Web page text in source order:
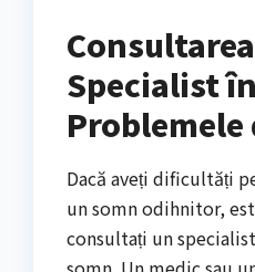
Specialist în
Problemele
Dacă aveți dificultăți
un somn odihnitor,
consultați un